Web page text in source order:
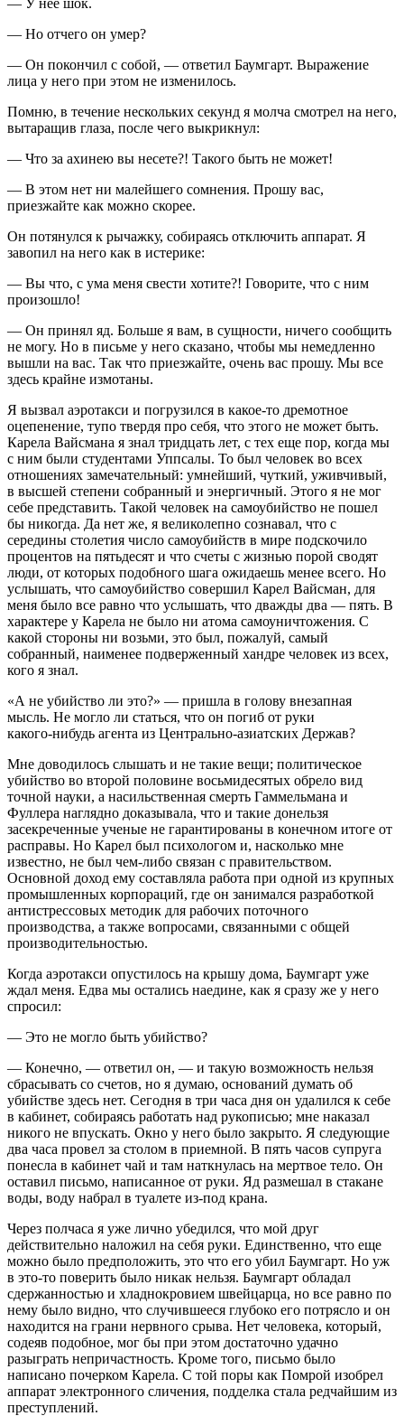
— Но отчего он умер?
— Он покончил с собой, — ответил Баумгарт. Выражение
лица у него при этом не изменилось.
Помню, в течение нескольких секунд я молча смотрел на него,
вытаращив глаза, после чего выкрикнул:
— Что за ахинею вы несете?! Такого быть не может!
— В этом нет ни малейшего сомнения. Прошу вас,
приезжайте как можно скорее.
Он потянулся к рычажку, собираясь отключить аппарат. Я
завопил на него как в истерике:
— Вы что, с ума меня свести хотите?! Говорите, что с ним
произошло!
— Он принял яд. Больше я вам, в сущности, ничего сообщить
не могу. Но в письме у него сказано, чтобы мы немедленно
вышли на вас. Так что приезжайте, очень вас прошу. Мы все
здесь крайне измотаны.
Я вызвал аэротакси и погрузился в какое‑то дремотное
оцепенение, тупо твердя про себя, что этого не может быть.
Карела Вайсмана я знал тридцать лет, с тех еще пор, когда мы
с ним были студентами Уппсалы. То был человек во всех
отношениях замечательный: умнейший, чуткий, уживчивый,
в высшей степени собранный и энергичный. Этого я не мог
себе представить. Такой человек на самоубийство не пошел
бы никогда. Да нет же, я великолепно сознавал, что с
середины столетия число самоубийств в мире подскочило
процентов на пятьдесят и что счеты с жизнью порой сводят
люди, от которых подобного шага ожидаешь менее всего. Но
услышать, что самоубийство совершил Карел Вайсман, для
меня было все равно что услышать, что дважды два — пять. В
характере у Карела не было ни атома самоуничтожения. С
какой стороны ни возьми, это был, пожалуй, самый
собранный, наименее подверженный хандре человек из всех,
кого я знал.
«А не убийство ли это?» — пришла в голову внезапная
мысль. Не могло ли статься, что он погиб от руки
какого‑нибудь агента из Центрально‑азиатских Держав?
Мне доводилось слышать и не такие вещи; политическое
убийство во второй половине восьмидесятых обрело вид
точной науки, а насильственная смерть Гаммельмана и
Фуллера наглядно доказывала, что и такие донельзя
засекреченные ученые не гарантированы в конечном итоге от
расправы. Но Карел был психологом и, насколько мне
известно, не был чем‑либо связан с правительством.
Основной доход ему составляла работа при одной из крупных
промышленных корпораций, где он занимался разработкой
антистрессовых методик для рабочих поточного
производства, а также вопросами, связанными с общей
производительностью.
Когда аэротакси опустилось на крышу дома, Баумгарт уже
ждал меня. Едва мы остались наедине, как я сразу же у него
спросил:
— Это не могло быть убийство?
— Конечно, — ответил он, — и такую возможность нельзя
сбрасывать со счетов, но я думаю, оснований думать об
убийстве здесь нет. Сегодня в три часа дня он удалился к себе
в кабинет, собираясь работать над рукописью; мне наказал
никого не впускать. Окно у него было закрыто. Я следующие
два часа провел за столом в приемной. В пять часов супруга
понесла в кабинет чай и там наткнулась на мертвое тело. Он
оставил письмо, написанное от руки. Яд размешал в стакане
воды, воду набрал в туалете из‑под крана.
Через полчаса я уже лично убедился, что мой друг
действительно наложил на себя руки. Единственно, что еще
можно было предположить, это что его убил Баумгарт. Но уж
в это‑то поверить было никак нельзя. Баумгарт обладал
сдержанностью и хладнокровием швейцарца, но все равно по
нему было видно, что случившееся глубоко его потрясло и он
находится на грани нервного срыва. Нет человека, который,
содеяв подобное, мог бы при этом достаточно удачно
разыграть непричастность. Кроме того, письмо было
написано почерком Карела. С той поры как Помрой изобрел
аппарат электронного сличения, подделка стала редчайшим из
преступлений.